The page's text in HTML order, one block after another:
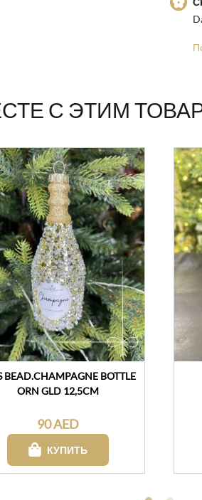
С ЭТИМ
BEAD.CHAMPAGNE BOTTLE
ORN GLD 12,5CM
90 AED
КУПИТЬ